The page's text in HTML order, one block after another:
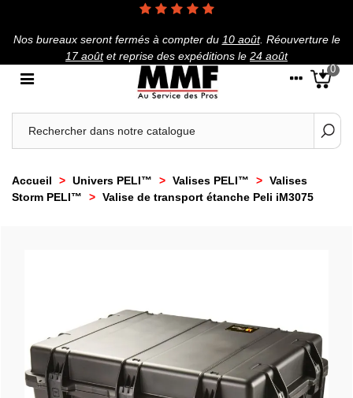
Nos bureaux seront fermés à compter du 10 août. Réouverture le
17 aoûtet reprise des expéditions le 24 août
0
Accueil > Univers PELI™ > Valises PELI™ > Valises
Storm PELI™
> Valise de transport étanche Peli iM3075